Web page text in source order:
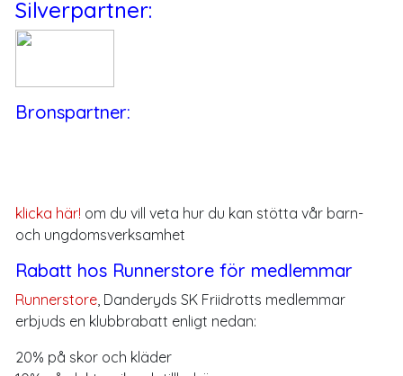
Silverpartner:
Bronspartner:
klicka här! om du vill veta hur du kan stötta vår barn-
och ungdomsverksamhet
Rabatt hos Runnerstore för medlemmar
Runnerstore , Danderyds SK Friidrotts medlemmar
erbjuds en klubbrabatt enligt nedan:
20% på skor och kläder